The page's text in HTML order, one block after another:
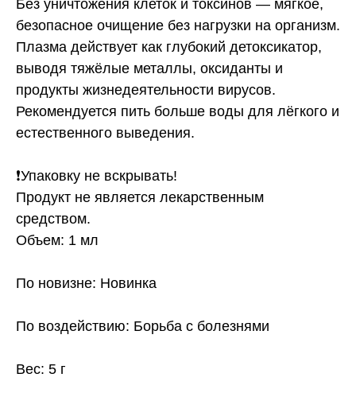
Без уничтожения клеток и токсинов — мягкое,
безопасное очищение без нагрузки на организм.
Плазма действует как глубокий детоксикатор,
выводя тяжёлые металлы, оксиданты и
продукты жизнедеятельности вирусов.
Рекомендуется пить больше воды для лёгкого и
естественного выведения.
❗️Упаковку не вскрывать!
Продукт не является лекарственным
средством.
Объем: 1 мл
По новизне: Новинка
По воздействию: Борьба с болезнями
Вес: 5 г